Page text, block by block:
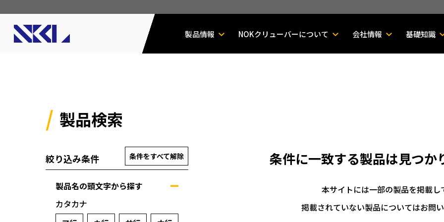
製品情報 NOKクリューバーについて 会社情報 基礎知識
製品検索
絞り込み条件 条件をすべて解除
製品名の頭文字から探す
カタカナ
条件に一致する製品は見つか
本サイトには一部の製品を掲載し
掲載されていない製品についてはお問